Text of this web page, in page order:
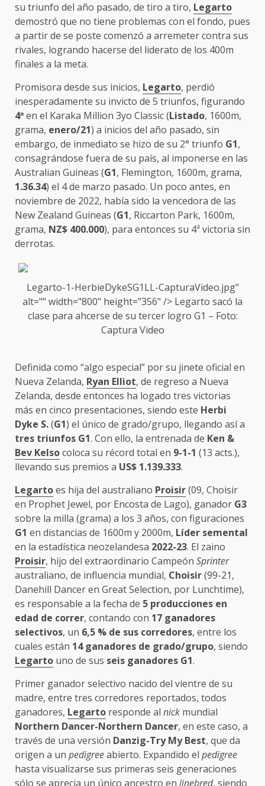
su triunfo del año pasado, de tiro a tiro, Legarto
demostró que no tiene problemas con el fondo, pues
a partir de se poste comenzó a arremeter contra sus
rivales, logrando hacerse del liderato de los 400m
finales a la meta.
Promisora desde sus inicios, Legarto, perdió
inesperadamente su invicto de 5 triunfos, figurando
4ªen el Karaka Million 3yo Classic (Listado, 1600m,
grama, enero/21) a inicios del año pasado, sin
embargo, de inmediato se hizo de su 2° triunfo G1,
consagrándose fuera de su país, al imponerse en las
Australian Guineas (G1, Flemington, 1600m, grama,
1.36.34) el 4 de marzo pasado. Un poco antes, en
noviembre de 2022, había sido la vencedora de las
New Zealand Guineas (G1, Riccarton Park, 1600m,
grama, NZ$ 400.000), para entonces su 4ª victoria sin
derrotas.
Legarto-1-HerbieDykeSG1LL-CapturaVideo.jpg"
alt="" width="800" height="356" /> Legarto sacó la
clase para ahcerse de su tercer logro G1 – Foto:
Captura Video
Definida como “algo especial” por su jinete oficial en
Nueva Zelanda, Ryan Elliot, de regreso a Nueva
Zelanda, desde entonces ha logado tres victorias
más en cinco presentaciones, siendo este Herbi
Dyke S.(G1) el único de grado/grupo, llegando así a
tres triunfos G1. Con ello, la entrenada de Ken &
Bev Kelsocoloca su récord total en 9-1-1 (13 acts.),
llevando sus premios a US$ 1.139.333.
Legartoes hija del australiano Proisir(09, Choisir
en Prophet Jewel, por Encosta de Lago), ganador G3
sobre la milla (grama) a los 3 años, con figuraciones
G1 en distancias de 1600m y 2000m, Líder semental
en la estadística neozelandesa 2022-23. El zaino
Proisir, hijo del extraordinario Campeón Sprinter
australiano, de influencia mundial, Choisir(99-21,
Danehill Dancer en Great Selection, por Lunchtime),
es responsable a la fecha de 5 producciones en
edad de correr, contando con 17 ganadores
selectivos, un 6,5 % de sus corredores, entre los
cuales están 14 ganadores de grado/grupo, siendo
Legarto uno de sus seis ganadores G1.
Primer ganador selectivo nacido del vientre de su
madre, entre tres corredores reportados, todos
ganadores, Legarto responde al nick mundial
Northern Dancer-Northern Dancer, en este caso, a
través de una versión Danzig-Try My Best, que da
origen a un pedigreeabierto. Expandido el pedigree
hasta visualizarse sus primeras seis generaciones
sólo se aprecia un único ancestro en linebred, siendo